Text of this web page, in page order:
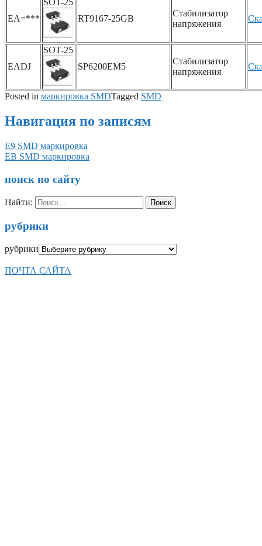
EA=***
SOT-25
RT9167-25GB
Стабилизатор
напряжения
EADJ
SOT-25
SP6200EM5
Стабилизатор
напряжения
Posted in маркировка SMDTagged SMD
Навигация по записям
E9 SMD маркировка
EB SMD маркировка
поиск по сайту
Найти:
рубрики
рубрики
ПОЧТА САЙТА